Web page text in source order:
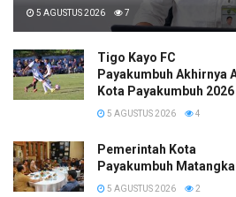
5 AGUSTUS 2026 7
Tigo Kayo FC
Payakumbuh Akhirnya
Kota Payakumbuh 2026
5 AGUSTUS 2026 4
Pemerintah Kota
Payakumbuh
5 AGUSTUS 2026 2